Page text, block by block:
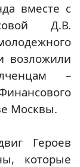
вместе с
Д.В.
возложили
–
Москвы.
Героев
которые